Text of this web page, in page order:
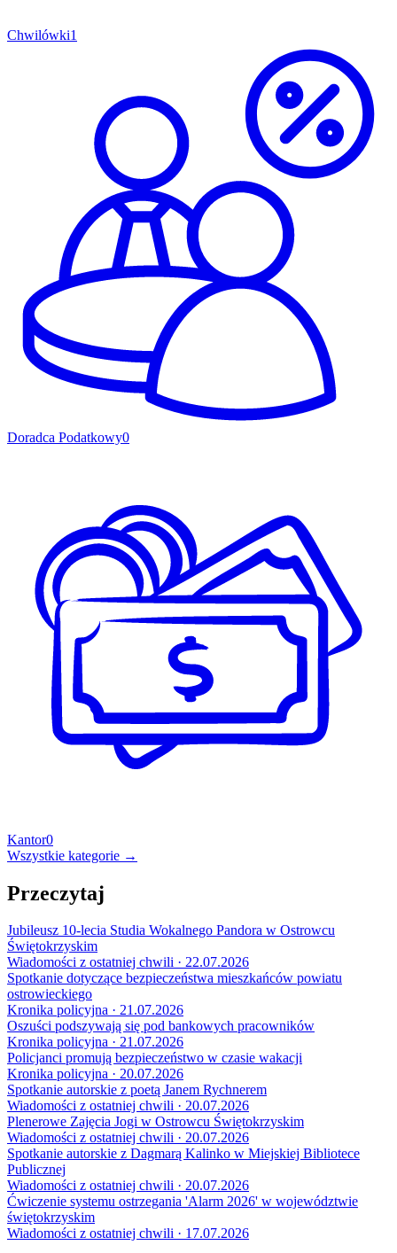
Chwilówki1
Doradca Podatkowy0
Kantor0
Wszystkie kategorie →
Przeczytaj
Jubileusz 10-lecia Studia Wokalnego Pandora w Ostrowcu
Świętokrzyskim
Wiadomości z ostatniej chwili · 22.07.2026
Spotkanie dotyczące bezpieczeństwa mieszkańców powiatu
ostrowieckiego
Kronika policyjna · 21.07.2026
Oszuści podszywają się pod bankowych pracowników
Kronika policyjna · 21.07.2026
Policjanci promują bezpieczeństwo w czasie wakacji
Kronika policyjna · 20.07.2026
Spotkanie autorskie z poetą Janem Rychnerem
Wiadomości z ostatniej chwili · 20.07.2026
Plenerowe Zajęcia Jogi w Ostrowcu Świętokrzyskim
Wiadomości z ostatniej chwili · 20.07.2026
Spotkanie autorskie z Dagmarą Kalinko w Miejskiej Bibliotece
Publicznej
Wiadomości z ostatniej chwili · 20.07.2026
Ćwiczenie systemu ostrzegania 'Alarm 2026' w województwie
świętokrzyskim
Wiadomości z ostatniej chwili · 17.07.2026